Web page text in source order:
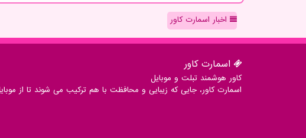
اخبار اسمارت کاور
اسمارت كاور
کاور هوشمند تبلت و موبایل
اسمارت کاور، جایی که زیبایی و محافظت با هم ترکیب می شوند تا از